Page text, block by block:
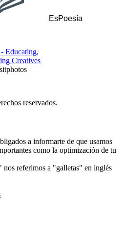
EsPoesía
reservados.
a informarte de que usamos
como la optimización de tu
nos referimos a "galletas" en inglés